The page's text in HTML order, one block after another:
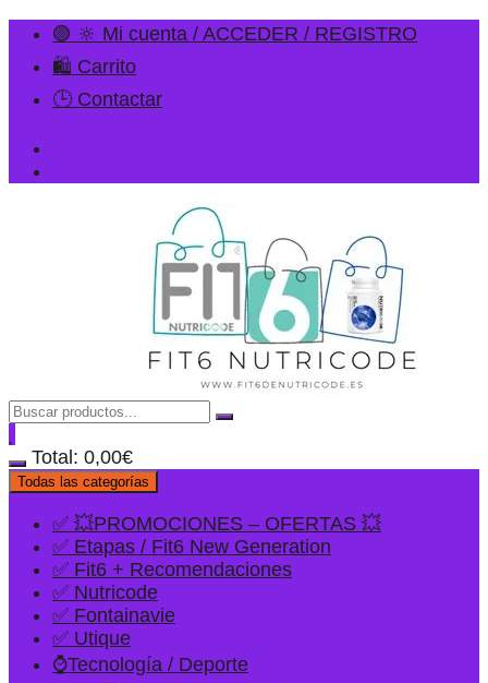
🟢 🔆 Mi cuenta / ACCEDER / REGISTRO
🛍️ Carrito
🕒 Contactar
Total: 0,00€
Todas las categorías
✅ 💥PROMOCIONES – OFERTAS 💥
✅ Etapas / Fit6 New Generation
✅ Fit6 + Recomendaciones
✅ Nutricode
✅ Fontainavie
✅ Utique
⌚Tecnología / Deporte